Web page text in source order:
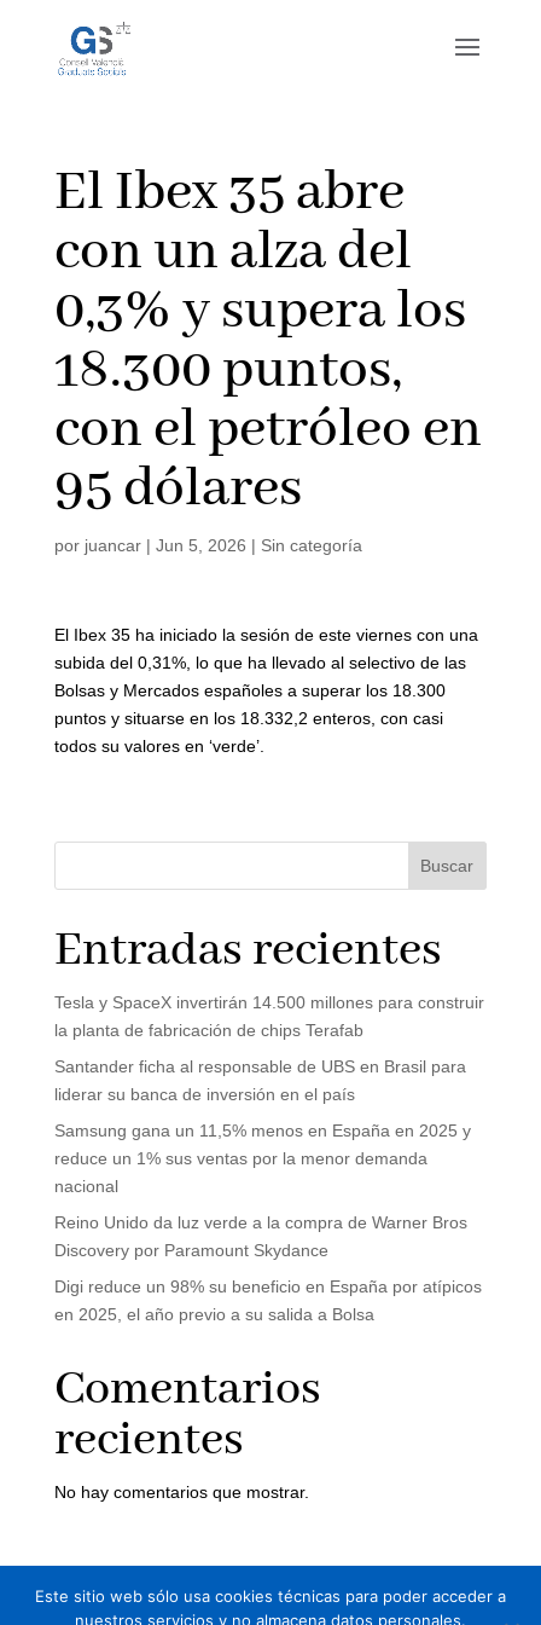
El Ibex 35 abre
con un alza del
0,3% y supera los
18.300 puntos,
con el petróleo en
95 dólares
por juancar| Jun 5, 2026 | Sin categoría
El Ibex 35 ha iniciado la sesión de este viernes con una
subida del 0,31%, lo que ha llevado al selectivo de las
Bolsas y Mercados españoles a superar los 18.300
puntos y situarse en los 18.332,2 enteros, con casi
todos su valores en ‘verde’.
Buscar
Entradas recientes
Tesla y SpaceX invertirán 14.500 millones para construir
la planta de fabricación de chips Terafab
Santander ficha al responsable de UBS en Brasil para
liderar su banca de inversión en el país
Samsung gana un 11,5% menos en España en 2025 y
reduce un 1% sus ventas por la menor demanda
nacional
Reino Unido da luz verde a la compra de Warner Bros
Discovery por Paramount Skydance
Digi reduce un 98% su beneficio en España por atípicos
en 2025, el año previo a su salida a Bolsa
Comentarios
recientes
No hay comentarios que mostrar.
Aviso legal Política de Privacidad
Este sitio web sólo usa cookies técnicas para poder acceder a
nuestros servicios y no almacena datos personales.